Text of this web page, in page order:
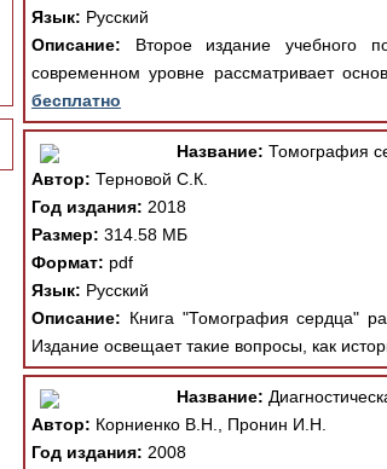
Язык: Русский
Описание: Второе издание учебного
современном уровне рассматривает
бесплатно
Название: Томография
Автор: Терновой С.К.
Год издания: 2018
Размер: 314.58 МБ
Формат: pdf
Язык: Русский
Описание: Книга "Томография сердца"
Издание освещает такие вопросы, как
Название:
Автор: Корниенко В.Н., Пронин И.Н.
Год издания: 2008